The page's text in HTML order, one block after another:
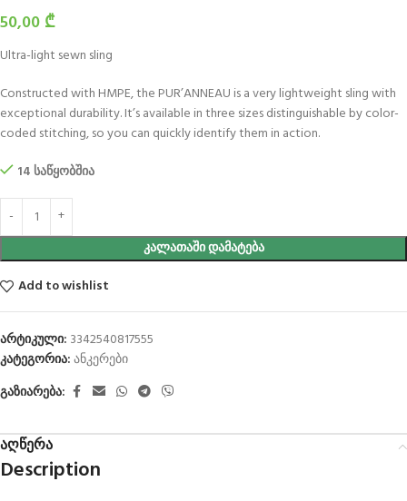
50,00 ₾
Ultra-light sewn sling
Constructed with HMPE, the PUR’ANNEAU is a very lightweight sling with
exceptional durability. It’s available in three sizes distinguishable by color-
coded stitching, so you can quickly identify them in action.
14 საწყობშია
ᲙᲐᲚᲐᲗᲐᲨᲘ ᲓᲐᲛᲐᲢᲔᲑᲐ
Add to wishlist
არტიკული: 3342540817555
კატეგორია:ანკერები
გაზიარება:
აღწერა
Description